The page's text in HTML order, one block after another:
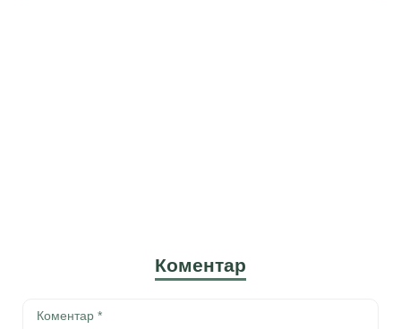
Коментар